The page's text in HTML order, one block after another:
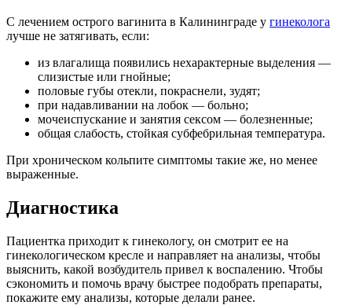
С лечением острого вагинита в Калининграде у гинеколога
лучше не затягивать, если:
из влагалища появились нехарактерные выделения —
слизистые или гнойные;
половые губы отекли, покраснели, зудят;
при надавливании на лобок — больно;
мочеиспускание и занятия сексом — болезненные;
общая слабость, стойкая субфебрильная температура.
При хроническом кольпите симптомы такие же, но менее
выраженные.
Диагностика
Пациентка приходит к гинекологу, он смотрит ее на
гинекологическом кресле и направляет на анализы, чтобы
выяснить, какой возбудитель привел к воспалению. Чтобы
сэкономить и помочь врачу быстрее подобрать препараты,
покажите ему анализы, которые делали ранее.